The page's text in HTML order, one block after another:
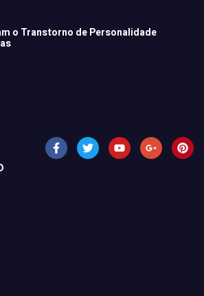
o Transtorno de Personalidade